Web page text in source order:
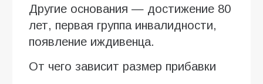
Другие основания — достижение 80
лет, первая группа инвалидности,
появление иждивенца.
От чего зависит размер прибавки